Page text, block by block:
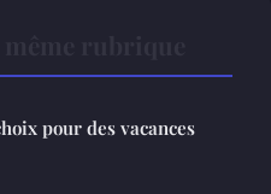
pour des vacances